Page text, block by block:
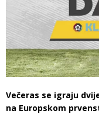
Večeras se igraju
na Europskom